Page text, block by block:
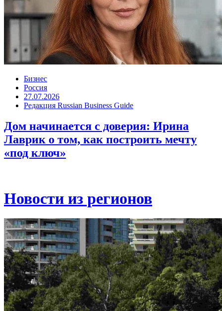
Бизнес
Россия
27.07.2026
Редакция Russian Business Guide
Дом начинается с доверия: Ирина
Лаврик о том, как построить мечту
«под ключ»
Новости из регионов